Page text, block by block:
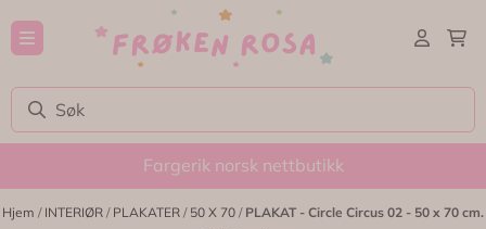
Hopp til innhold
Fargerik norsk nettbutikk
Hjem / INTERIØR / PLAKATER / 50 X 70 / PLAKAT - Circle Circus 02 - 50 x 70 cm.